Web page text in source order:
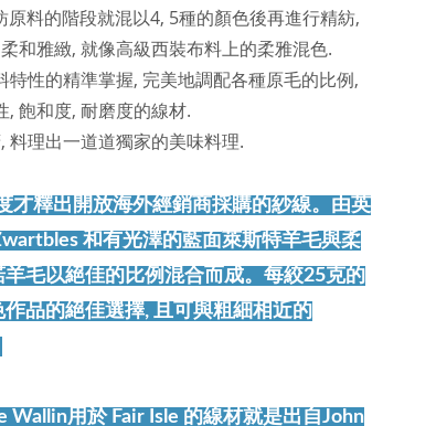
原料的階段就混以4, 5種的顏色後再進行精紡,
和雅緻, 就像高級西裝布料上的柔雅混色.
特性的精準掌握, 完美地調配各種原毛的比例,
, 飽和度, 耐磨度的線材.
料理出一道道獨家的美味料理.
才釋出開放海外經銷商採購的紗線。由英
和有光澤的藍面萊斯特羊毛與柔
毛以絕佳的比例混合而成。每絞25克的
品的絕佳選擇, 且可與粗細相近的
Wallin用於 Fair Isle 的線材就是出自John